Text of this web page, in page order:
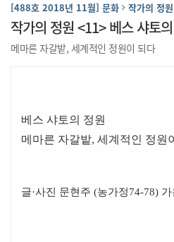
[488호 2018년 11월] 문화 작가의 정원
작가의 정원 <11> 베스 샤토
메마른 자갈밭, 세계적인 정원이 되다
베스 샤토의 정원
메마른 자갈밭, 세계적인 정원
글·사진 문현주 (농가정74-78)